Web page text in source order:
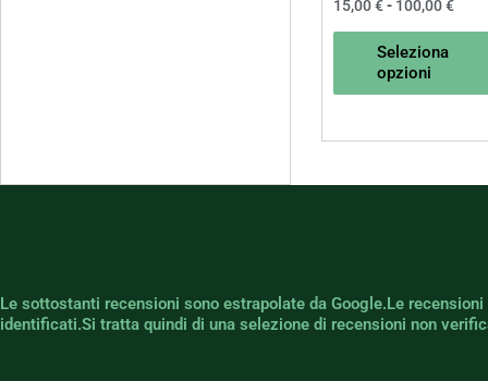
15,00€- 100,00€
Seleziona
opzioni
Le sottostanti recensioni sono estrapolate da Google.Le
identificati.Si tratta quindi di una selezione di recensioni non